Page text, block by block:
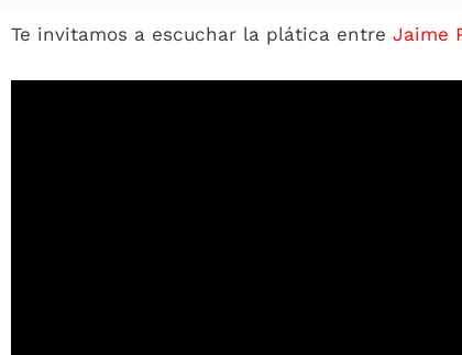
Te invitamos a escuchar la plática entre Jaime